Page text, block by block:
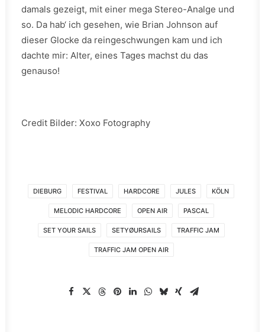
damals gezeigt, mit einer mega Stereo-Analge und
so. Da hab‘ ich gesehen, wie Brian Johnson auf
dieser Glocke da reingeschwungen kam und ich
dachte mir: Alter, eines Tages machst du das
genauso!
Credit Bilder: Xoxo Fotography
DIEBURG FESTIVAL HARDCORE JULES KÖLN
MELODIC HARDCORE OPEN AIR PASCAL
SET YOUR SAILS SETYØURSAILS TRAFFIC JAM
TRAFFIC JAM OPEN AIR